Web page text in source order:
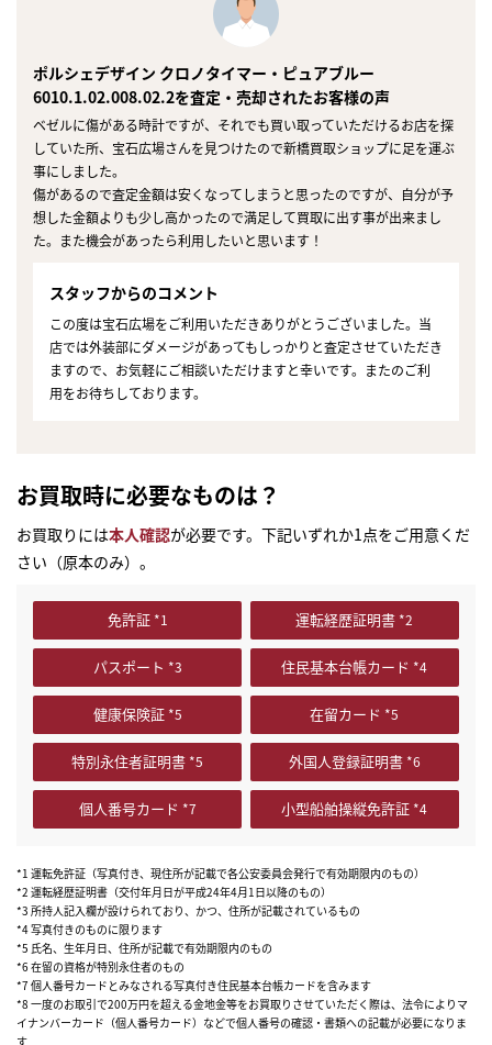
ポルシェデザイン クロノタイマー・ピュアブルー
6010.1.02.008.02.2を査定・売却されたお客様の声
ベゼルに傷がある時計ですが、それでも買い取っていただけるお店を探
していた所、宝石広場さんを見つけたので新橋買取ショップに足を運ぶ
事にしました。
傷があるので査定金額は安くなってしまうと思ったのですが、自分が予
想した金額よりも少し高かったので満足して買取に出す事が出来まし
た。また機会があったら利用したいと思います！
スタッフからのコメント
この度は宝石広場をご利用いただきありがとうございました。当
店では外装部にダメージがあってもしっかりと査定させていただき
ますので、お気軽にご相談いただけますと幸いです。またのご利
用をお待ちしております。
お買取時に必要なものは？
お買取りには本人確認が必要です。下記いずれか1点をご用意くだ
さい（原本のみ）。
免許証 運転経歴証明書
パスポート 住民基本台帳カード
健康保険証 在留カード
特別永住者証明書 外国人登録証明書
個人番号カード 小型船舶操縦免許証
*1 運転免許証（写真付き、現住所が記載で各公安委員会発行で有効期限内のもの）
*2 運転経歴証明書（交付年月日が平成24年4月1日以降のもの）
*3 所持人記入欄が設けられており、かつ、住所が記載されているもの
*4 写真付きのものに限ります
*5 氏名、生年月日、住所が記載で有効期限内のもの
*6 在留の資格が特別永住者のもの
*7 個人番号カードとみなされる写真付き住民基本台帳カードを含みます
*8 一度のお取引で200万円を超える金地金等をお買取りさせていただく際は、法令によりマ
イナンバーカード（個人番号カード）などで個人番号の確認・書類への記載が必要になりま
す
まずは
かんたん30秒でお試し査定